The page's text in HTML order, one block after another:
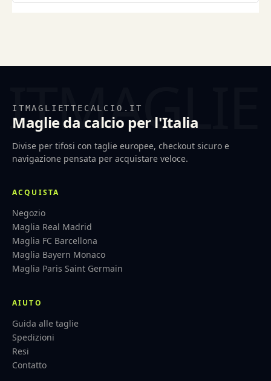
ITMAGLIETTECALCIO.IT
Maglie da calcio per l'Italia
Divise per tifosi con taglie europee, checkout sicuro e
navigazione pensata per acquistare veloce.
ACQUISTA
Negozio
Maglia Real Madrid
Maglia FC Barcellona
Maglia Bayern Monaco
Maglia Paris Saint Germain
AIUTO
Guida alle taglie
Spedizioni
Resi
Contatto